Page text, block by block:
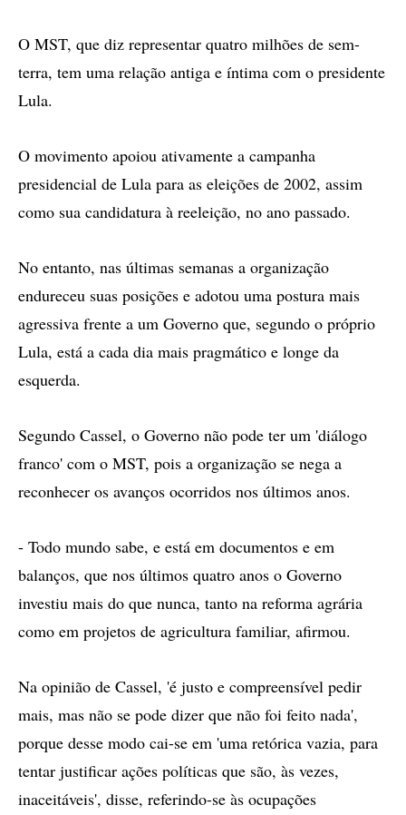
O MST, que diz representar quatro milhões de sem-
terra, tem uma relação antiga e íntima com o presidente
Lula.
O movimento apoiou ativamente a campanha
presidencial de Lula para as eleições de 2002, assim
como sua candidatura à reeleição, no ano passado.
No entanto, nas últimas semanas a organização
endureceu suas posições e adotou uma postura mais
agressiva frente a um Governo que, segundo o próprio
Lula, está a cada dia mais pragmático e longe da
esquerda.
Segundo Cassel, o Governo não pode ter um 'diálogo
franco' com o MST, pois a organização se nega a
reconhecer os avanços ocorridos nos últimos anos.
- Todo mundo sabe, e está em documentos e em
balanços, que nos últimos quatro anos o Governo
investiu mais do que nunca, tanto na reforma agrária
como em projetos de agricultura familiar, afirmou.
Na opinião de Cassel, 'é justo e compreensível pedir
mais, mas não se pode dizer que não foi feito nada',
porque desse modo cai-se em 'uma retórica vazia, para
tentar justificar ações políticas que são, às vezes,
inaceitáveis', disse, referindo-se às ocupações